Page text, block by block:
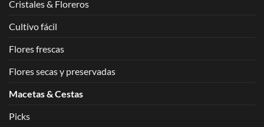
Cristales & Floreros
Cultivo fácil
Flores frescas
Flores secas y preservadas
Macetas & Cestas
Picks